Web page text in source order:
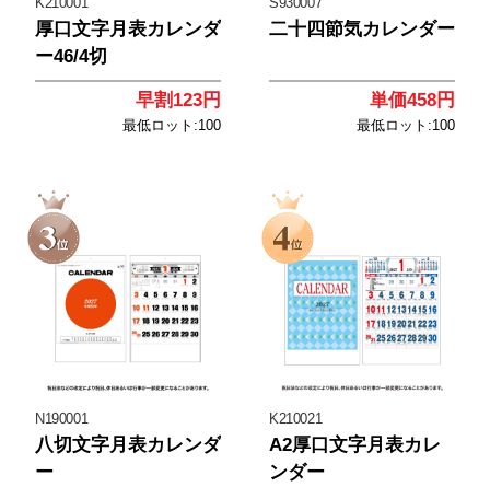
厚口文字月表カレンダ
ー46/4切
早割123円
最低ロット:100
二十四節気カレンダー
単価458円
最低ロット:100
<
N190001
八切文字月表カレンダ
ー
<
K210021
A2厚口文字月表カレ
ンダー